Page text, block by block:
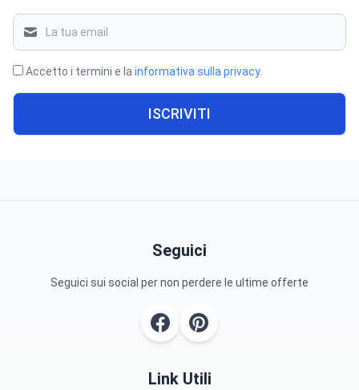
Accetto i termini e lainformativa sulla privacy.
ISCRIVITI
Seguici
Seguici sui social per non perdere le ultime offerte
Link Utili